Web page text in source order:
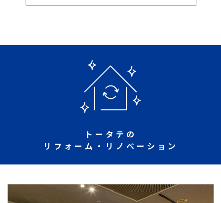
トータテの
リフォーム・リノベーション